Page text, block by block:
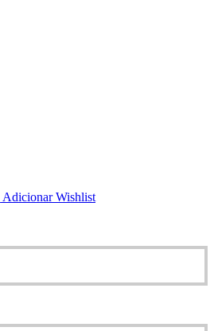
Adicionar Wishlist